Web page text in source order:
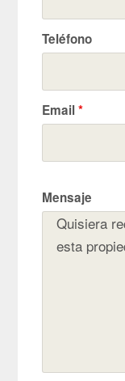
Teléfono
Email*
Mensaje